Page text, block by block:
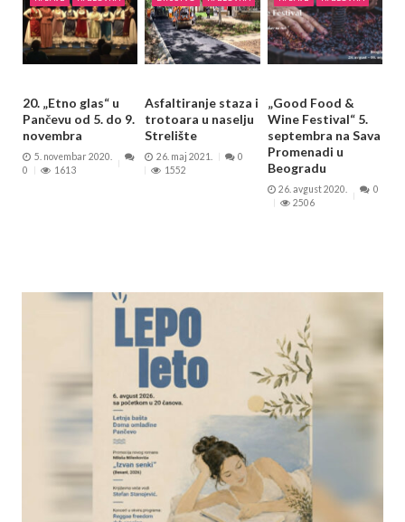
20. „Etno glas“ u
Pančevu od 5. do 9.
novembra
5. novembar 2020.
0
1613
Asfaltiranje staza i
trotoara u naselju
Strelište
26. maj 2021.
0
1552
„Good Food &
Wine Festival“ 5.
septembra na Sava
Promenadi u
Beogradu
26. avgust 2020.
0
2506